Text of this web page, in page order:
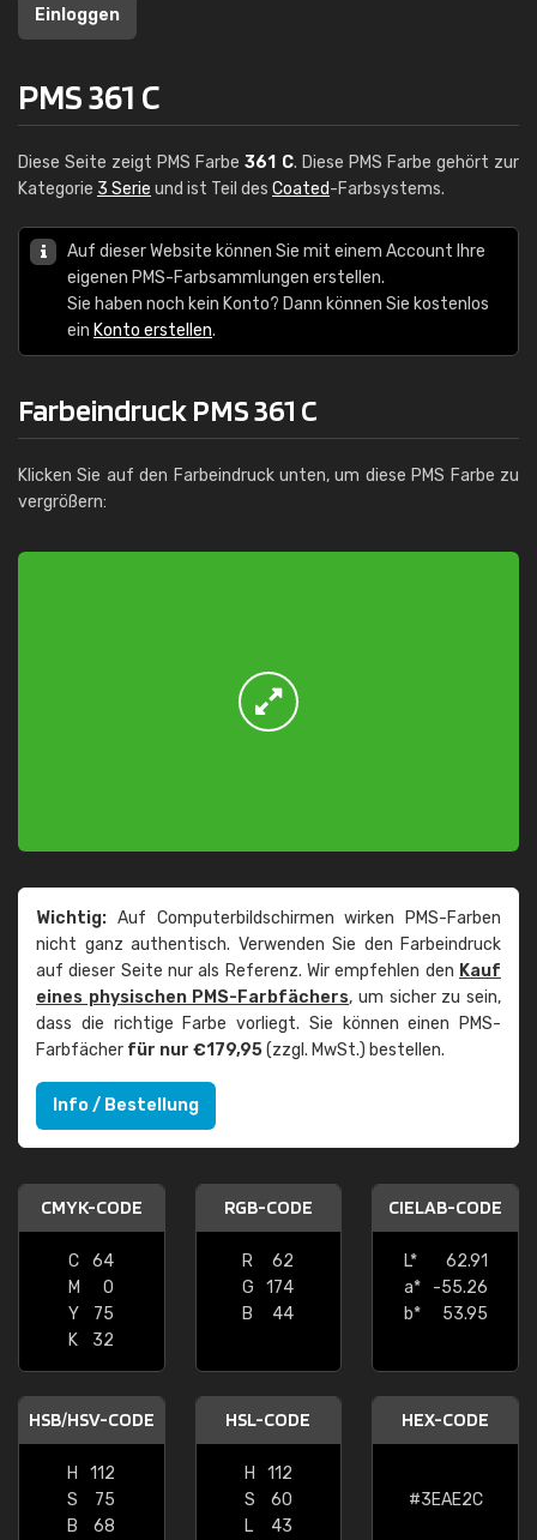
Einloggen
PMS 361 C
Diese Seite zeigt PMS Farbe361 C. Diese PMS Farbe gehört zur
Kategorie 3 Serie und ist Teil des Coated-Farbsystems.
Auf dieser Website können Sie mit einem Account Ihre
eigenen PMS-Farbsammlungen erstellen.
Sie haben noch kein Konto? Dann können Sie kostenlos
ein Konto erstellen.
Farbeindruck PMS 361 C
Klicken Sie auf den Farbeindruck unten, um diese PMS Farbe zu
vergrößern:
Wichtig: Auf Computerbildschirmen wirken PMS-Farben
nicht ganz authentisch. Verwenden Sie den Farbeindruck
auf dieser Seite nur als Referenz. Wir empfehlen den Kauf
eines physischen PMS-Farbfächers, um sicher zu sein,
dass die richtige Farbe vorliegt. Sie können einen PMS-
Farbfächer für nur €179,95(zzgl. MwSt.) bestellen.
Info / Bestellung
CMYK-CODE
C
64
M
0
Y
75
K
32
RGB-CODE
R
62
G
174
B
44
CIELAB-CODE
L*
62.91
a*
-55.26
b*
53.95
HSB/HSV-CODE
H
112
S
75
B
68
HSL-CODE
H
112
S
60
L
43
HEX-CODE
#3EAE2C